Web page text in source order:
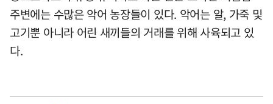
주변에는 수많은 악어 농장들이 있다. 악어는 알, 가죽 및
고기뿐 아니라 어린 새끼들의 거래를 위해 사육되고 있
다.